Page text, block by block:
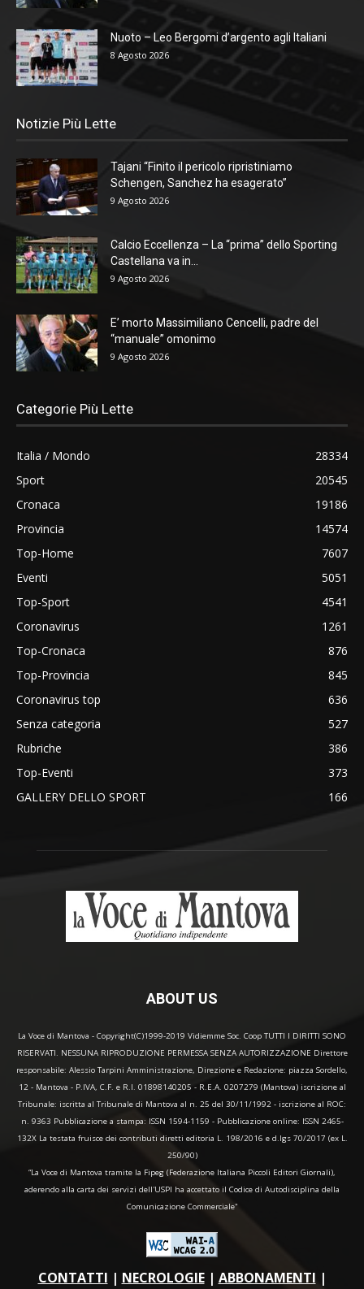
Nuoto – Leo Bergomi d’argento agli Italiani
8 Agosto 2026
Notizie Più Lette
Tajani “Finito il pericolo ripristiniamo
Schengen, Sanchez ha esagerato”
9 Agosto 2026
Calcio Eccellenza – La “prima” dello Sporting
Castellana va in...
9 Agosto 2026
E’ morto Massimiliano Cencelli, padre del
“manuale” omonimo
9 Agosto 2026
Categorie Più Lette
Italia / Mondo
28334
Sport
20545
Cronaca
19186
Provincia
14574
Top-Home
7607
Eventi
5051
Top-Sport
4541
Coronavirus
1261
Top-Cronaca
876
Top-Provincia
845
Coronavirus top
636
Senza categoria
527
Rubriche
386
Top-Eventi
373
GALLERY DELLO SPORT
166
ABOUT US
La Voce di Mantova - Copyright(C)1999-2019 Vidiemme Soc. Coop TUTTI I DIRITTI SONO
RISERVATI. NESSUNA RIPRODUZIONE PERMESSA SENZA AUTORIZZAZIONE Direttore
responsabile: Alessio Tarpini Amministrazione, Direzione e Redazione: piazza Sordello,
12 - Mantova - P.IVA, C.F. e R.I. 01898140205 - R.E.A. 0207279 (Mantova) iscrizione al
Tribunale: iscritta al Tribunale di Mantova al n. 25 del 30/11/1992 - iscrizione al ROC:
n. 9363 Pubblicazione a stampa: ISSN 1594-1159 - Pubblicazione online: ISSN 2465-
132X La testata fruisce dei contributi diretti editoria L. 198/2016 e d.lgs 70/2017 (ex L.
250/90)
“La Voce di Mantova tramite la Fipeg (Federazione Italiana Piccoli Editori Giornali),
aderendo alla carta dei servizi dell'USPI ha accettato il Codice di Autodisciplina della
Comunicazione Commerciale"
CONTATTI | NECROLOGIE| ABBONAMENTI |